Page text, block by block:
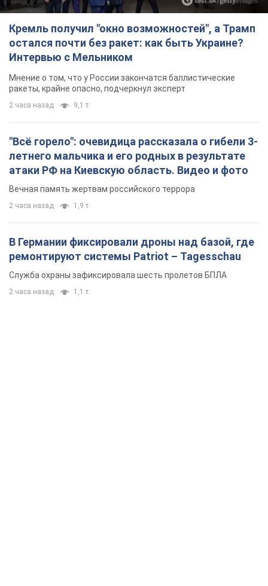
Кремль получил "окно возможностей", а Трамп
остался почти без ракет: как быть Украине?
Интервью с Мельником
Мнение о том, что у России закончатся баллистические
ракеты, крайне опасно, подчеркнул эксперт
2 часа назад 9,1 т.
"Всё горело": очевидица рассказала о гибели 3-
летнего мальчика и его родных в результате
атаки РФ на Киевскую область. Видео и фото
Вечная память жертвам российского террора
2 часа назад 1,9 т.
В Германии фиксировали дроны над базой, где
ремонтируют системы Patriot – Tagesschau
Служба охраны зафиксировала шесть пролетов БПЛА
2 часа назад 1,1 т.